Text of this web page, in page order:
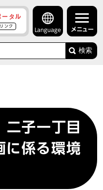
ータル
ンク
Language メニュー
検索
子一丁目
に係る環境